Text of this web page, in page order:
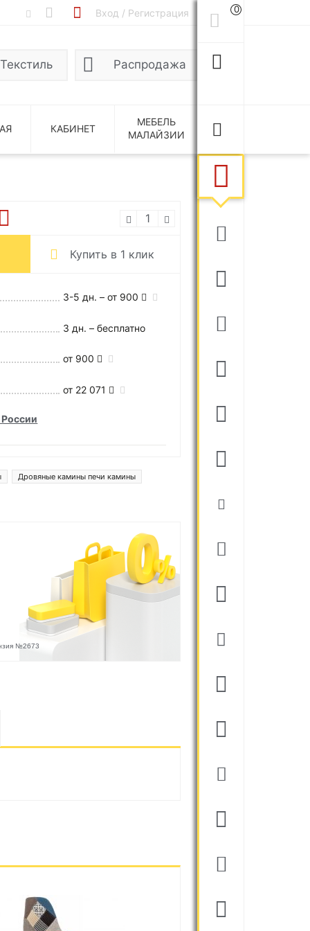
Вход / Регистрация 0
Текстиль Распродажа
КАБИНЕТ
МЕБЕЛЬ
МАЛАЙЗИИ
Купить в 1 клик
3-5 дн. – от 900
3 дн. – бесплатно
от 900
от 22 071
Дровяные камины печи камины
№2673